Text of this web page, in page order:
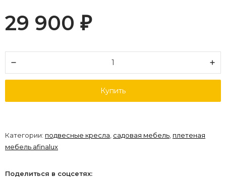
29 900 ₽
Купить
Категории: подвесные кресла, садовая мебель, плетеная
мебель afinalux
Поделиться в соцсетях: